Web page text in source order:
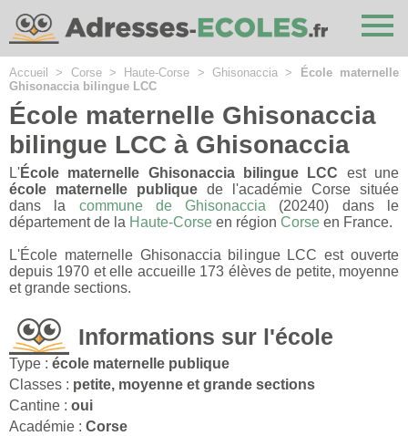
Accueil > Corse> Haute-Corse >Ghisonaccia >
École maternelle
Ghisonaccia bilingue LCC
École maternelle Ghisonaccia
bilingue LCC à Ghisonaccia
L'École maternelle Ghisonaccia bilingue LCC est une
école maternelle publique de l'académie Corse située
dans la commune de Ghisonaccia (20240) dans le
département de la Haute-Corse en région Corse en France.
L'École maternelle Ghisonaccia bilingue LCC est ouverte
depuis 1970 et elle accueille 173 élèves de petite, moyenne
et grande sections.
Informations sur l'école
Type : école maternelle publique
Classes : petite, moyenne et grande sections
Cantine : oui
Académie : Corse